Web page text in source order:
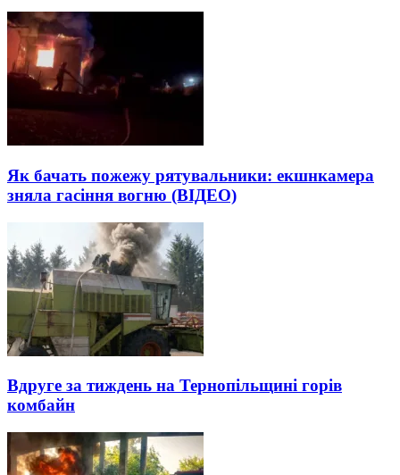
Як бачать пожежу рятувальники: екшнкамера
зняла гасіння вогню (ВІДЕО)
Вдруге за тиждень на Тернопільщині горів
комбайн